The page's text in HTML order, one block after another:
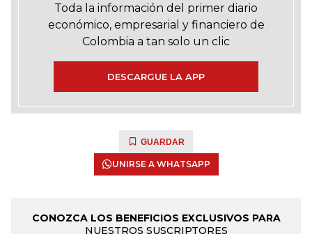
Toda la información del primer diario
económico, empresarial y financiero de
Colombia a tan solo un clic
DESCARGUE LA APP
GUARDAR
UNIRSE A WHATSAPP
CONOZCA LOS BENEFICIOS EXCLUSIVOS PARA
NUESTROS SUSCRIPTORES